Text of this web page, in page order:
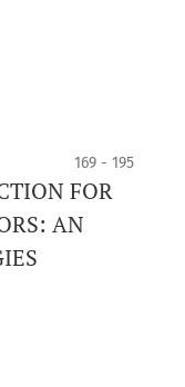
169 - 195
FOR
AN